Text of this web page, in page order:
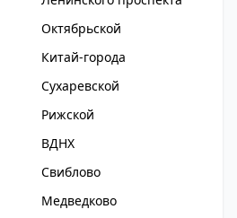
Октябрьской
Китай-города
Сухаревской
Рижской
ВДНХ
Свиблово
Медведково